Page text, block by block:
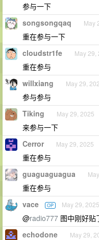
参与一下
songsongqaq May
重在参与一下
cloudstr1fe May 29,
重在参与
willxiang May 29,
参与参与
Tiking May 29, 2025
来参与一下
Cerror May 29, 2025
重在参与
guaguaguagua
重在参与
vace OP May 29, 2025
@radio777 图中刚好贴
echodone May 29,